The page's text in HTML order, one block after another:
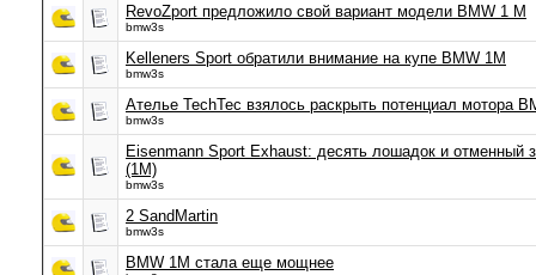
RevoZport предложило свой вариант модели BMW 1 M
bmw3s
Kelleners Sport обратили внимание на купе BMW 1M
bmw3s
Ателье TechTec взялось раскрыть потенциал мотора
bmw3s
Eisenmann Sport Exhaust: десять лошадок и отменный
(1М)
bmw3s
2 SandMartin
bmw3s
BMW 1М стала еще мощнее